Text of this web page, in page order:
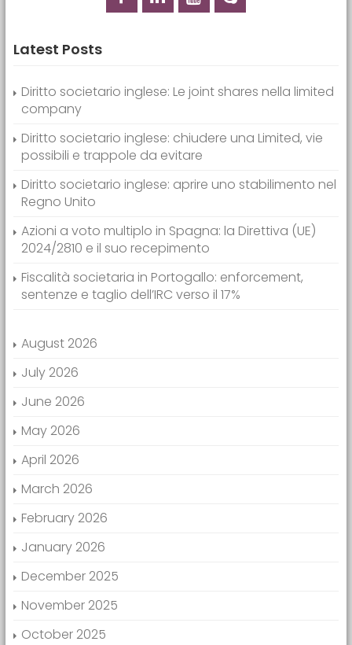
Latest Posts
Diritto societario inglese: Le joint shares nella limited
company
Diritto societario inglese: chiudere una Limited, vie
possibili e trappole da evitare
Diritto societario inglese: aprire uno stabilimento nel
Regno Unito
Azioni a voto multiplo in Spagna: la Direttiva (UE)
2024/2810 e il suo recepimento
Fiscalità societaria in Portogallo: enforcement,
sentenze e taglio dell’IRC verso il 17%
August 2026
July 2026
June 2026
May 2026
April 2026
March 2026
February 2026
January 2026
December 2025
November 2025
October 2025